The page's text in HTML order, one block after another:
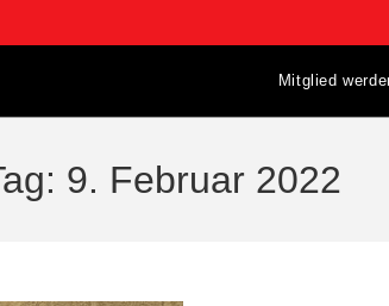
Mitglied
9. Februar 2022